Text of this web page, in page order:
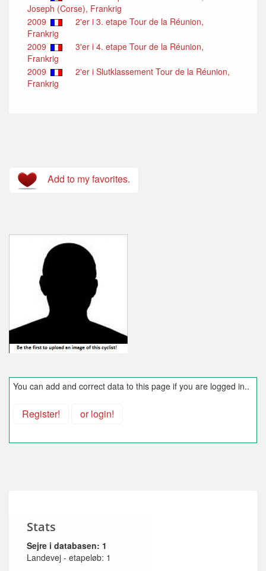
Joseph (Corse), Frankrig
2009
2'er i 3. etape Tour de la Réunion,
Frankrig
2009
3'er i 4. etape Tour de la Réunion,
Frankrig
2009
2'er i Slutklassement Tour de la Réunion,
Frankrig
Add to my favorites.
You can add and correct data to this page if you are logged in..
Register! or login!
Stats
Sejre i databasen: 1
Landevej - etapeløb: 1